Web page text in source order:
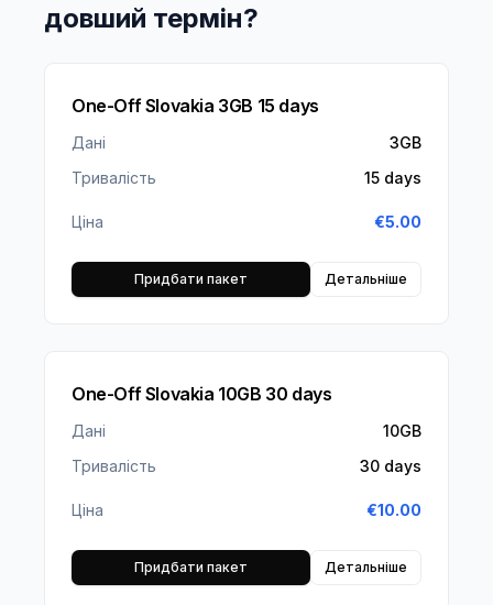
довший термін?
One-Off Slovakia 3GB 15 days
Дані
3GB
Тривалість
15 days
Ціна €5.00
Придбати пакет Детальніше
One-Off Slovakia 10GB 30 days
Дані
10GB
Тривалість
30 days
Ціна €10.00
Придбати пакет Детальніше